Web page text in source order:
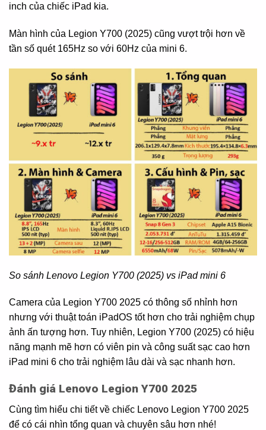
inch của chiếc iPad kia.
Màn hình của Legion Y700 (2025) cũng vượt trội hơn về
tần số quét 165Hz so với 60Hz của mini 6.
So sánh Lenovo Legion Y700 (2025) vs iPad mini 6
Camera của Legion Y700 2025 có thông số nhỉnh hơn
nhưng với thuật toán iPadOS tốt hơn cho trải nghiệm chụp
ảnh ấn tượng hơn. Tuy nhiên, Legion Y700 (2025) có hiệu
năng mạnh mẽ hơn có viên pin và công suất sạc cao hơn
iPad mini 6 cho trải nghiệm lâu dài và sạc nhanh hơn.
Đánh giá Lenovo Legion Y700 2025
Cùng tìm hiểu chi tiết về chiếc Lenovo Legion Y700 2025
để có cái nhìn tổng quan và chuyên sâu hơn nhé!